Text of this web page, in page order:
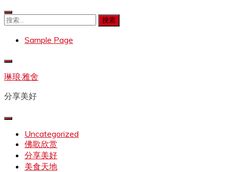
Skip
to
搜
Sample Page
琳琅·雅舍
分享美好
Uncategorized
佛歌欣赏
分享美好
美食天地